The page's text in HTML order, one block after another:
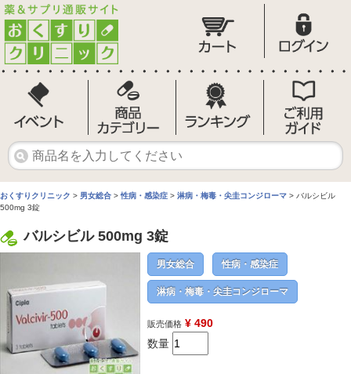
おくすりクリニック > 男女総合 > 性病・感染症 > 淋病・梅毒・尖圭コンジローマ > バルシビル
500mg 3錠
バルシビル 500mg 3錠
男女総合 性病・感染症
淋病・梅毒・尖圭コンジローマ
販売価格 ¥ 490
数量